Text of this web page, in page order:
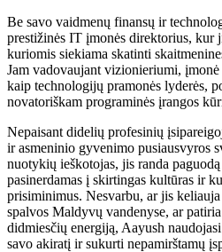
Be savo vaidmenų finansų ir
prestižinės IT įmonės direktorius, kur
kuriomis siekiama skatinti
Jam vadovaujant vizionieriumi,
kaip technologijų pramonės lyderės,
novatoriškam programinės įrangos
Nepaisant didelių profesinių
ir asmeninio gyvenimo pusiausvyros
nuotykių ieškotojas, jis randa
pasinerdamas į skirtingas kultūras ir
prisiminimus. Nesvarbu, ar jis
spalvos Maldyvų vandenyse, ar
didmiesčių energiją, Aayush
savo akiratį ir sukurti nepamirštamų